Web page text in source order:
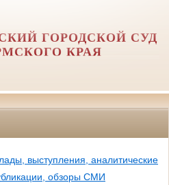
ГОРОДСКОЙ СУД
КРАЯ
выступления, аналитические
обзоры СМИ